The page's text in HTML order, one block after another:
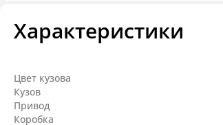
Характеристики
Цвет кузова
Кузов
Привод
Коробка